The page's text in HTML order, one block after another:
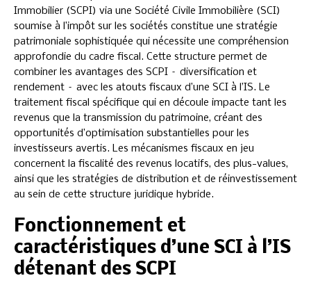
Immobilier (SCPI) via une Société Civile Immobilière (SCI)
soumise à l’impôt sur les sociétés constitue une stratégie
patrimoniale sophistiquée qui nécessite une compréhension
approfondie du cadre fiscal. Cette structure permet de
combiner les avantages des SCPI – diversification et
rendement – avec les atouts fiscaux d’une SCI à l’IS. Le
traitement fiscal spécifique qui en découle impacte tant les
revenus que la transmission du patrimoine, créant des
opportunités d’optimisation substantielles pour les
investisseurs avertis. Les mécanismes fiscaux en jeu
concernent la fiscalité des revenus locatifs, des plus-values,
ainsi que les stratégies de distribution et de réinvestissement
au sein de cette structure juridique hybride.
Fonctionnement et
caractéristiques d’une SCI à l’IS
détenant des SCPI